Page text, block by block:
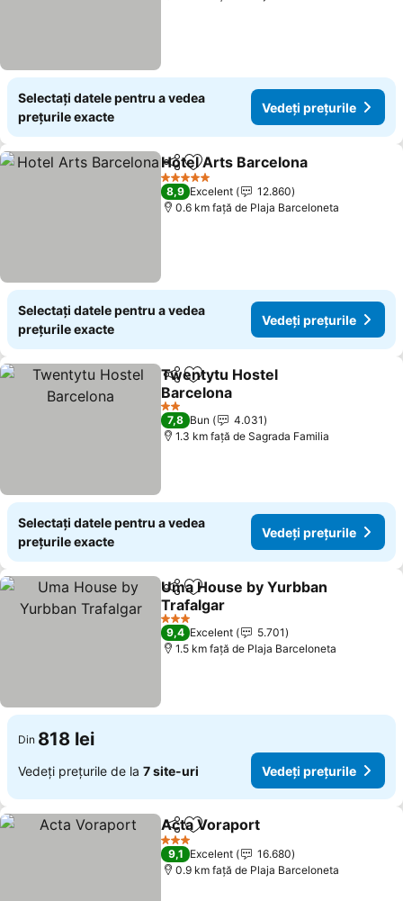
Selectați datele pentru a vedea
prețurile exacte
Vedeți prețurile
DistribuițiAdăugaţi la favorite
Hotel Arts Barcelona
5 Stele
8,9 Excelent
12.860
0.6 km faţă de Plaja Barceloneta
Selectați datele pentru a vedea
prețurile exacte
Vedeți prețurile
DistribuițiAdăugaţi la favorite
Twentytu Hostel
Barcelona
2 Stele
7,8 Bun
4.031
1.3 km faţă de Sagrada Familia
Selectați datele pentru a vedea
prețurile exacte
Vedeți prețurile
DistribuițiAdăugaţi la favorite
Uma House by Yurbban
Trafalgar
3 Stele
9,4 Excelent
5.701
1.5 km faţă de Plaja Barceloneta
Din 818 lei
Vedeți prețurile de la 7 site-uri Vedeți prețurile
DistribuițiAdăugaţi la favorite
Acta Voraport
3 Stele
9,1 Excelent
16.680
0.9 km faţă de Plaja Barceloneta